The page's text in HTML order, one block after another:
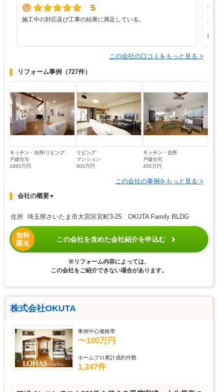
5
施工中の対応及び工事の結果に満足している。
この会社の口コミをもっと見る >
リフォーム事例 （727件）
キッチン・台所/リビング
戸建住宅
1860万円
リビング
マンション
800万円
キッチン・台所
戸建住宅
450万円
この会社の事例をもっと見る >
会社の概要▼
住所 埼玉県さいたま市大宮区宮町3-25 OKUTA Family BLDG
無料
匿名
この会社を含めた会社紹介を申込む
※リフォーム内容によっては、
この会社をご紹介できない場合があります。
株式会社OKUTA
事例中心価格帯
〜100万円
ホームプロ累計成約件数
1,247件